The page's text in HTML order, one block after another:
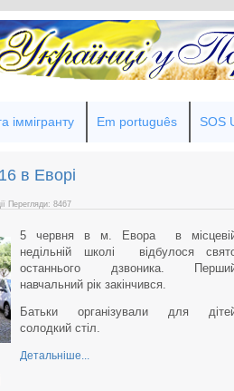
іммігранту Em português SOS
в Еворі
Перегляди: 8467
5 червня в м. Евора в
недільній школі відбулося
останнього дзвоника.
навчальний рік закінчився.
Батьки організували для
солодкий стіл.
Детальніше...